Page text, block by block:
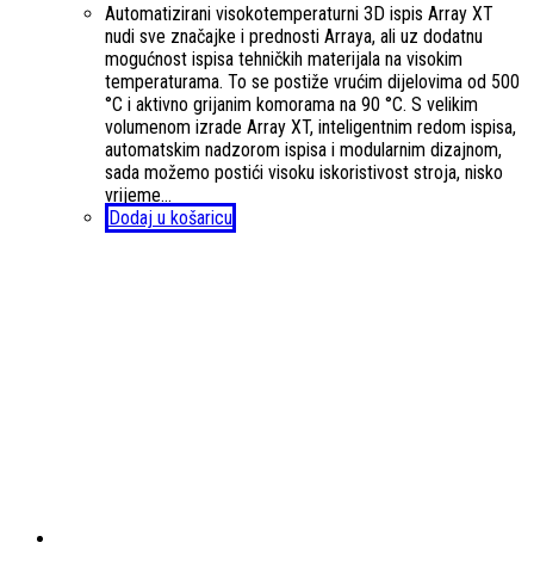
Automatizirani visokotemperaturni 3D ispis Array XT
nudi sve značajke i prednosti Arraya, ali uz dodatnu
mogućnost ispisa tehničkih materijala na visokim
temperaturama. To se postiže vrućim dijelovima od 500
°C i aktivno grijanim komorama na 90 °C. S velikim
volumenom izrade Array XT, inteligentnim redom ispisa,
automatskim nadzorom ispisa i modularnim dizajnom,
sada možemo postići visoku iskoristivost stroja, nisko
vrijeme…
Dodaj u košaricu